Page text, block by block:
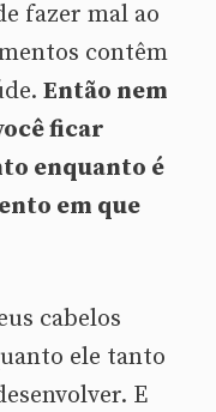
fazer mal ao
contêm
Então nem
ficar
enquanto é
em que
cabelos
ele tanto
E